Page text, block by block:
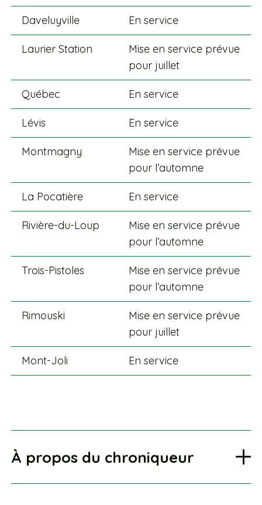
Daveluyville En service
Laurier Station
Mise en service prévue
pour juillet
Québec En service
Lévis En service
Montmagny
Mise en service prévue
pour l’automne
La Pocatière En service
Rivière-du-Loup
Mise en service prévue
pour l’automne
Trois-Pistoles
Mise en service prévue
pour l’automne
Rimouski
Mise en service prévue
pour juillet
Mont-Joli En service
À propos du chroniqueur